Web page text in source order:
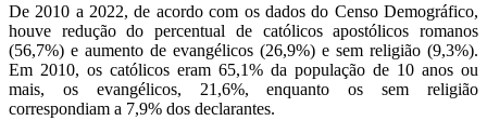
De 2010 a 2022, de acordo com os dados do Censo Demográfico,
houve redução do percentual de católicos apostólicos romanos
(56,7%) e aumento de evangélicos (26,9%) e sem religião (9,3%).
Em 2010, os católicos eram 65,1% da população de 10 anos ou
mais, os evangélicos, 21,6%, enquanto os sem religião
correspondiam a 7,9% dos declarantes.